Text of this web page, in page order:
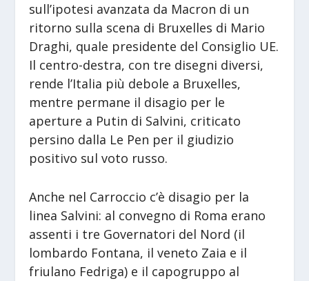
sull’ipotesi avanzata da Macron di un
ritorno sulla scena di Bruxelles di Mario
Draghi, quale presidente del Consiglio UE.
Il centro-destra, con tre disegni diversi,
rende l’Italia più debole a Bruxelles,
mentre permane il disagio per le
aperture a Putin di Salvini, criticato
persino dalla Le Pen per il giudizio
positivo sul voto russo.
Anche nel Carroccio c’è disagio per la
linea Salvini: al convegno di Roma erano
assenti i tre Governatori del Nord (il
lombardo Fontana, il veneto Zaia e il
friulano Fedriga) e il capogruppo al